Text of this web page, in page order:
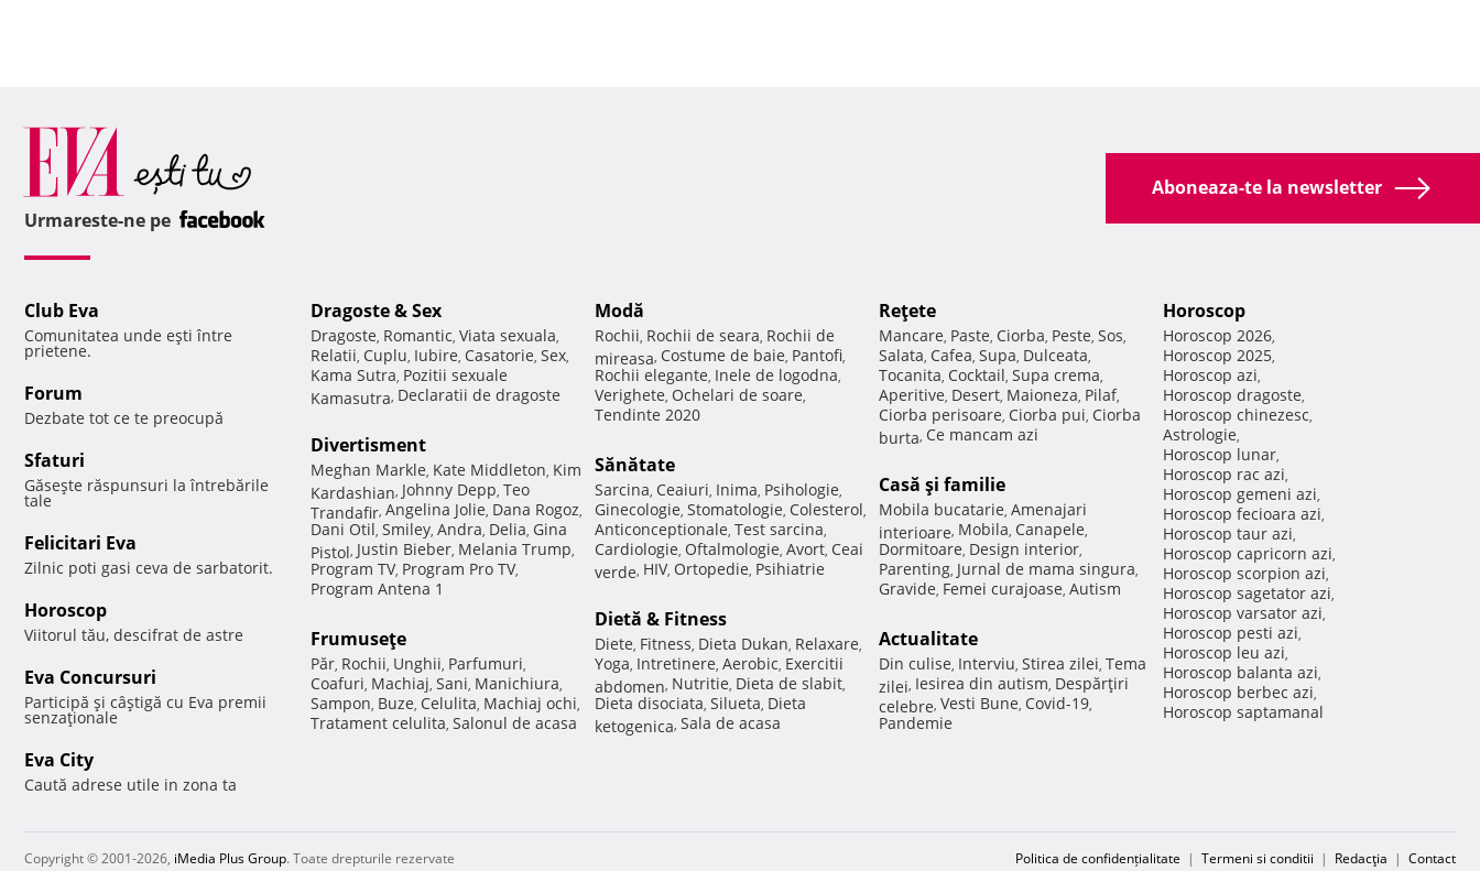
Aboneaza-te la newsletter
Urmareste-ne pe
Club Eva
Comunitatea unde eşti între
prietene.
Forum
Dezbate tot ce te preocupă
Sfaturi
Găseşte răspunsuri la întrebările
tale
Felicitari Eva
Zilnic poti gasi ceva de sarbatorit.
Horoscop
Viitorul tău, descifrat de astre
Eva Concursuri
Participă şi câştigă cu Eva premii
senzaţionale
Eva City
Caută adrese utile in zona ta
Dragoste & Sex
Dragoste, Romantic, Viata sexuala,
Relatii, Cuplu, Iubire, Casatorie, Sex,
Kama Sutra, Pozitii sexuale
Kamasutra, Declaratii de dragoste
Divertisment
Meghan Markle, Kate Middleton, Kim
Kardashian, Johnny Depp, Teo
Trandafir, Angelina Jolie, Dana Rogoz,
Dani Otil, Smiley, Andra, Delia, Gina
Pistol, Justin Bieber, Melania Trump,
Program TV, Program Pro TV,
Program Antena 1
Frumuseţe
Păr, Rochii, Unghii, Parfumuri,
Coafuri, Machiaj, Sani, Manichiura,
Sampon, Buze, Celulita, Machiaj ochi,
Tratament celulita, Salonul de acasa
Modă
Rochii, Rochii de seara, Rochii de
mireasa, Costume de baie, Pantofi,
Rochii elegante, Inele de logodna,
Verighete, Ochelari de soare,
Tendinte 2020
Sănătate
Sarcina, Ceaiuri, Inima, Psihologie,
Ginecologie, Stomatologie, Colesterol,
Anticonceptionale, Test sarcina,
Cardiologie, Oftalmologie, Avort, Ceai
verde, HIV, Ortopedie, Psihiatrie
Dietă & Fitness
Diete, Fitness, Dieta Dukan, Relaxare,
Yoga, Intretinere, Aerobic, Exercitii
abdomen, Nutritie, Dieta de slabit,
Dieta disociata, Silueta, Dieta
ketogenica, Sala de acasa
Reţete
Mancare, Paste, Ciorba, Peste, Sos,
Salata, Cafea, Supa, Dulceata,
Tocanita, Cocktail, Supa crema,
Aperitive, Desert, Maioneza, Pilaf,
Ciorba perisoare, Ciorba pui, Ciorba
burta, Ce mancam azi
Casă şi familie
Mobila bucatarie, Amenajari
interioare, Mobila, Canapele,
Dormitoare, Design interior,
Parenting, Jurnal de mama singura,
Gravide, Femei curajoase, Autism
Actualitate
Din culise, Interviu, Stirea zilei, Tema
zilei, Iesirea din autism, Despărţiri
celebre, Vesti Bune, Covid-19,
Pandemie
Horoscop
Horoscop 2026,
Horoscop 2025,
Horoscop azi,
Horoscop dragoste,
Horoscop chinezesc,
Astrologie,
Horoscop lunar,
Horoscop rac azi,
Horoscop gemeni azi,
Horoscop fecioara azi,
Horoscop taur azi,
Horoscop capricorn azi,
Horoscop scorpion azi,
Horoscop sagetator azi,
Horoscop varsator azi,
Horoscop pesti azi,
Horoscop leu azi,
Horoscop balanta azi,
Horoscop berbec azi,
Horoscop saptamanal
Copyright © 2001-2026, iMedia Plus Group. Toate drepturile rezervate Politica de confidențialitate | Termeni si conditii | Redacţia | Contact